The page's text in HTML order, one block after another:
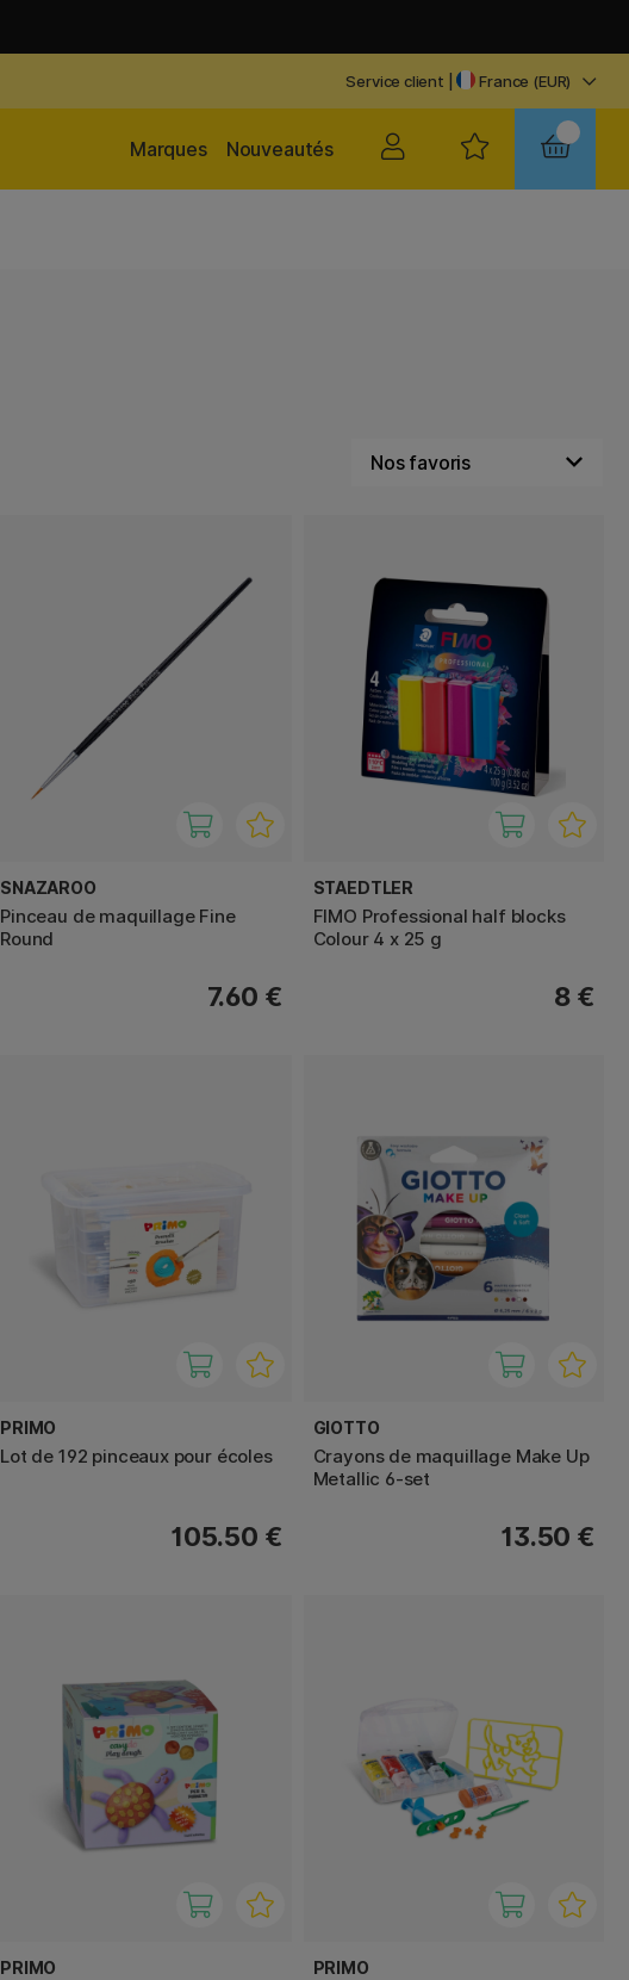
Service client | France (EUR)
Nouveautés
Marques
SNAZAROO
Pinceau de maquillage Fine
Round
7.60 €
STAEDTLER
FIMO Professional half blocks
Colour 4 x 25 g
8 €
PRIMO
Lot de 192 pinceaux pour écoles
105.50 €
GIOTTO
Crayons de maquillage Make Up
Metallic 6-set
13.50 €
PRIMO PRIMO